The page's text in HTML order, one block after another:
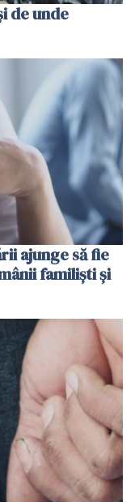
de unde
ajunge să fie
familiști și